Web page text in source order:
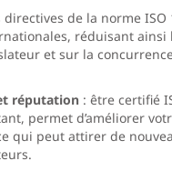
directives de la norme
réduisant ainsi
et sur la
réputation : être certifié
permet d’améliorer
qui peut attirer de